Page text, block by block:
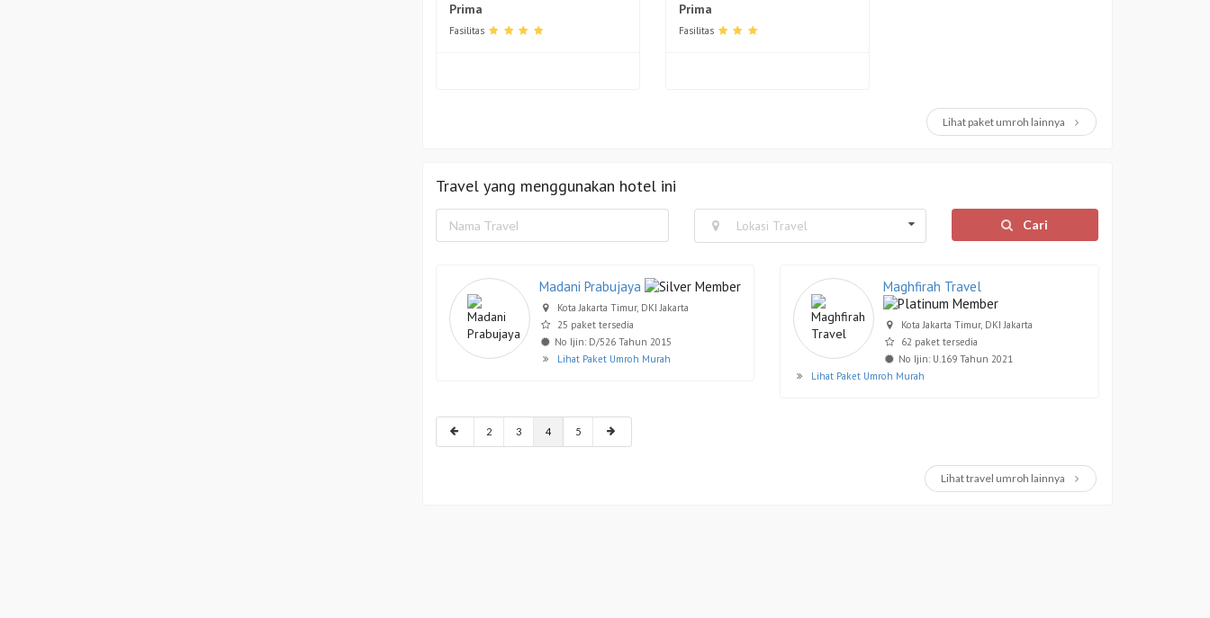
Prima
Fasilitas
Prima
Fasilitas
Lihat paket umroh lainnya
Travel yang menggunakan hotel ini
Lokasi Travel Cari
Madani Prabujaya
Kota Jakarta Timur, DKI Jakarta
25 paket tersedia
No Ijin: D/526 Tahun 2015
Lihat Paket Umroh Murah
Maghfirah Travel
Kota Jakarta Timur, DKI Jakarta
62 paket tersedia
No Ijin: U.169 Tahun 2021
Lihat Paket Umroh Murah
2 3 4 5
Lihat travel umroh lainnya